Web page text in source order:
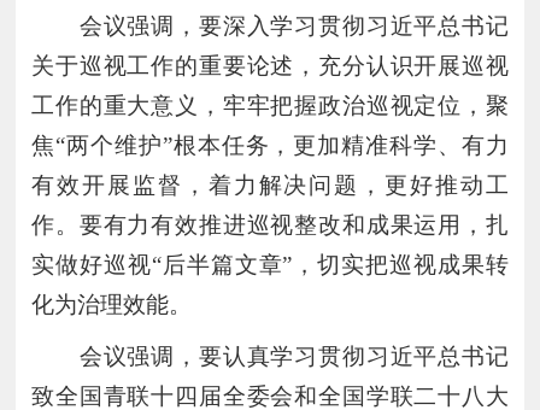
会议强调，要深入学习贯彻习近平总书记
关于巡视工作的重要论述，充分认识开展巡视
工作的重大意义，牢牢把握政治巡视定位，聚
焦“两个维护”根本任务，更加精准科学、有力
有效开展监督，着力解决问题，更好推动工
作。要有力有效推进巡视整改和成果运用，扎
实做好巡视“后半篇文章”，切实把巡视成果转
化为治理效能。
会议强调，要认真学习贯彻习近平总书记
致全国青联十四届全委会和全国学联二十八大